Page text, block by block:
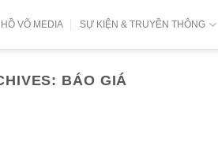
HỒ VÕ MEDIA SỰ KIỆN & TRUYỀN THÔNG
BÁO GIÁ